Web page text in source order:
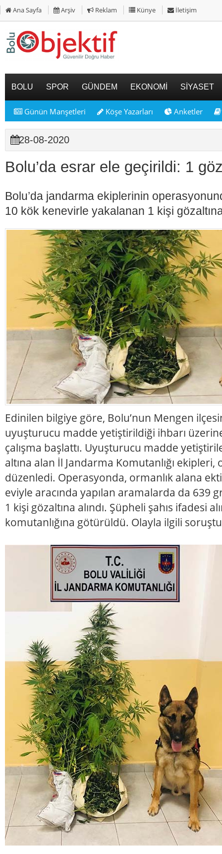
Ana Sayfa Arşiv Reklam Künye İletişim
BOLU SPOR GÜNDEM EKONOMİ SİYASET
Günün Manşetleri Köşe Yazarları Anketler
28-08-2020
Bolu’da esrar ele geçirildi: 1
Bolu’da jandarma ekiplerinin
10 kök kenevirle yakalanan 1 kişi gözaltına
Edinilen bilgiye göre, Bolu’nun Mengen
uyuşturucu madde yetiştirildiği ihbarı
çalışma başlattı. Uyuşturucu madde
altına alan İl Jandarma Komutanlığı ekipleri,
düzenledi. Operasyonda, ormanlık alana
eviyle aracında yapılan aramalarda da 639
1 kişi gözaltına alındı. Şüpheli şahıs ifadesi
komutanlığına götürüldü. Olayla ilgili